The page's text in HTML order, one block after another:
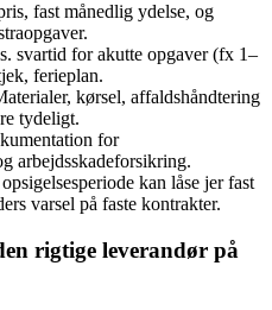
fast månedlig ydelse, og
svartid for akutte opgaver (fx 1–
ferieplan.
kørsel, affaldshåndtering
tydeligt.
for
arbejdsskadeforsikring.
kan låse jer fast
varsel på faste kontrakter.
rigtige leverandør på